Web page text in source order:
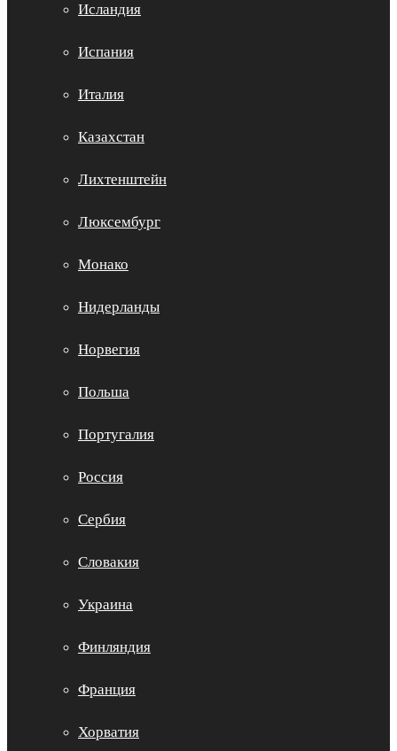
Исландия
Испания
Италия
Казахстан
Лихтенштейн
Люксембург
Монако
Нидерланды
Норвегия
Польша
Португалия
Россия
Сербия
Словакия
Украина
Финляндия
Франция
Хорватия